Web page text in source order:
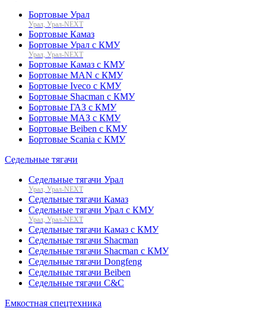
Бортовые Урал
Урал, Урал-NEXT
Бортовые Камаз
Бортовые Урал с КМУ
Урал, Урал-NEXT
Бортовые Камаз с КМУ
Бортовые MAN с КМУ
Бортовые Iveco с КМУ
Бортовые Shacman с КМУ
Бортовые ГАЗ с КМУ
Бортовые МАЗ с КМУ
Бортовые Beiben с КМУ
Бортовые Scania с КМУ
Седельные тягачи
Седельные тягачи Урал
Урал, Урал-NEXT
Седельные тягачи Камаз
Седельные тягачи Урал с КМУ
Урал, Урал-NEXT
Седельные тягачи Камаз с КМУ
Седельные тягачи Shacman
Седельные тягачи Shacman с КМУ
Седельные тягачи Dongfeng
Седельные тягачи Beiben
Седельные тягачи C&C
Емкостная спецтехника